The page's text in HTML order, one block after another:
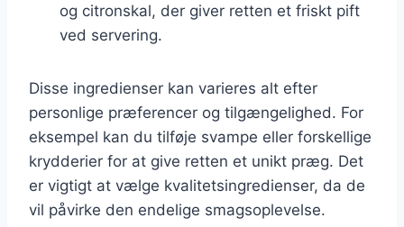
og citronskal, der giver retten et friskt pift
ved servering.
Disse ingredienser kan varieres alt efter
personlige præferencer og tilgængelighed. For
eksempel kan du tilføje svampe eller forskellige
krydderier for at give retten et unikt præg. Det
er vigtigt at vælge kvalitetsingredienser, da de
vil påvirke den endelige smagsoplevelse.